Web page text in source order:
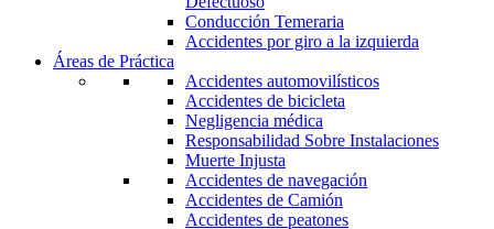
Conducción Temeraria
Accidentes por giro a la izquierda
Áreas de Práctica
Accidentes automovilísticos
Accidentes de bicicleta
Negligencia médica
Responsabilidad Sobre Instalaciones
Muerte Injusta
Accidentes de navegación
Accidentes de Camión
Accidentes de peatones